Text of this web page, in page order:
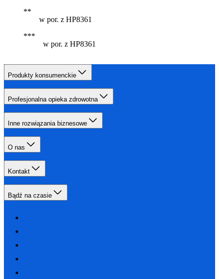
w por. z HP8361
w por. z HP8361
Produkty konsumenckie
Profesjonalna opieka zdrowotna
Inne rozwiązania biznesowe
O nas
Kontakt
Bądź na czasie